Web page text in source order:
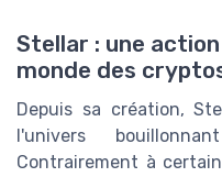
Stellar : une
monde des
Depuis sa création,
l'univers
Contrairement à